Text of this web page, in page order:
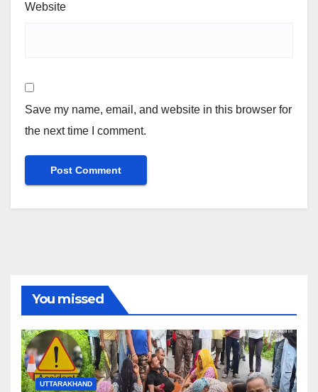
Website
Save my name, email, and website in this browser for
the next time I comment.
You missed
UTTARAKHAND